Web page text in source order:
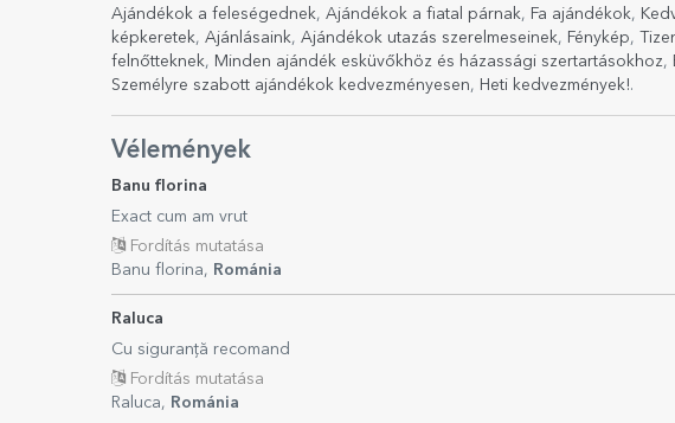
Ajándékok a feleségednek, Ajándékok a fiatal párnak, Fa ajándékok,
képkeretek, Ajánlásaink, Ajándékok utazás szerelmeseinek, Fénykép,
felnőtteknek, Minden ajándék esküvőkhöz és házassági szertartásokhoz,
Személyre szabott ajándékok kedvezményesen, Heti kedvezmények!.
Vélemények
Banu florina
Exact cum am vrut
Fordítás mutatása
Banu florina, Románia
Raluca
Cu siguranță recomand
Fordítás mutatása
Raluca, Románia